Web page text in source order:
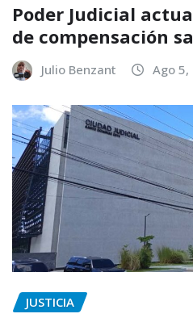
Poder Judicial
de compensación
Julio Benzant Ago 5,
JUSTICIA